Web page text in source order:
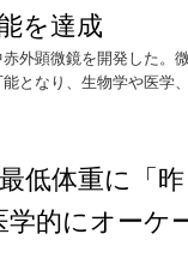
を達成
外顕微鏡を開発した。
となり、生物学や医学
低体重に「
的にオーケ